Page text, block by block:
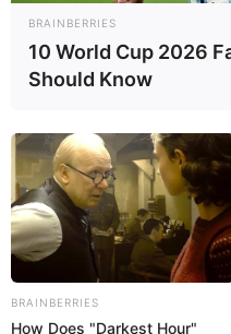
Política de Privacidad
Contacto
confiable.
Última
© 2007 - 2026 Tua Saúde.
BRAINBERRIES
10 World Cup 2026
Should Know
BRAINBERRIES
How Does "Darkest Hour"